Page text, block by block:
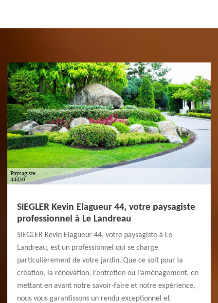
SIEGLER Kevin Elagueur 44, votre paysagiste
professionnel à Le Landreau
SIEGLER Kevin Elagueur 44, votre paysagiste à Le
Landreau, est un professionnel qui se charge
particulièrement de votre jardin. Que ce soit pour la
création, la rénovation, l’entretien ou l’aménagement, en
mettant en avant notre savoir-faire et notre expérience,
nous vous garantissons un rendu exceptionnel et